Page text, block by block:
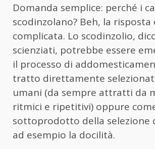
Domanda semplice: perché i
scodinzolano? Beh, la risposta
complicata. Lo scodinzolio,
scienziati, potrebbe essere
il processo di
tratto direttamente
umani (da sempre attratti da
ritmici e ripetitivi) oppure
sottoprodotto della
ad esempio la docilità.